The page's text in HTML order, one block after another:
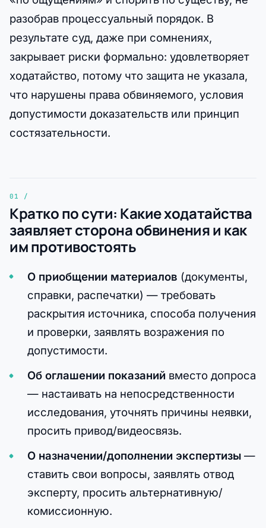
разобрав процессуальный порядок. В
результате суд, даже при сомнениях,
закрывает риски формально: удовлетворяет
ходатайство, потому что защита не указала,
что нарушены права обвиняемого, условия
допустимости доказательств или принцип
состязательности.
Кратко по сути: Какие ходатайства
заявляет сторона обвинения и как
им противостоять
О приобщении материалов (документы,
справки, распечатки) — требовать
раскрытия источника, способа получения
и проверки, заявлять возражения по
допустимости.
Об оглашении показаний вместо допроса
— настаивать на непосредственности
исследования, уточнять причины неявки,
просить привод/видеосвязь.
О назначении/дополнении экспертизы—
ставить свои вопросы, заявлять отвод
эксперту, просить альтернативную/
комиссионную.